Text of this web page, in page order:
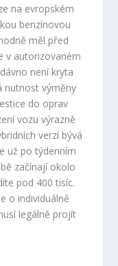
na evropském
benzínovou
měl před
v autorizovaném
není kryta
nutnost výměny
do oprav
vozu výrazně
verzí bývá
už po týdenním
začínají okolo
pod 400 tisíc.
o individuálně
legálně projít